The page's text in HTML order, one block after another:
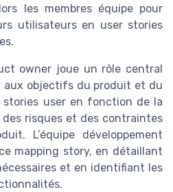
les membres équipe pour
utilisateurs en user stories
owner joue un rôle central
aux objectifs du produit et du
stories user en fonction de la
risques et des contraintes
L’équipe développement
mapping story, en détaillant
et en identifiant les